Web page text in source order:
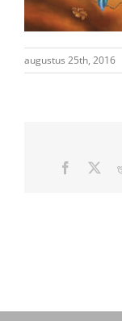
augustus 25th, 2016
Facebook